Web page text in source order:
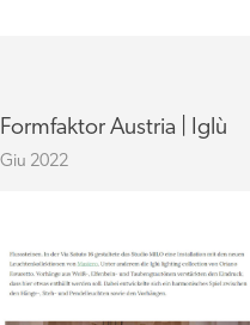
Formfaktor Austria | Iglù
Giu 2022